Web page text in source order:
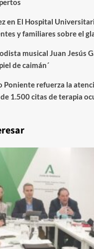
en El Hospital
y familiares sobre el
musical Juan Jesús
de caimán´
Poniente refuerza la
1.500 citas de terapia